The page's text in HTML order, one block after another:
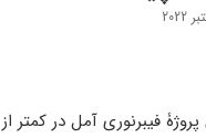
فیبرنوری آمل در کمتر از